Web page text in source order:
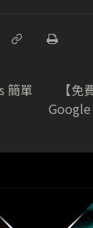
簡單
【